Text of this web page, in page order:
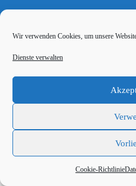
Wir verwenden Cookies, um unsere
Dienste verwalten
Cookie-Richtlinie